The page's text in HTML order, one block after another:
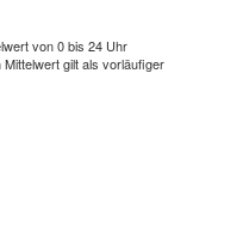
von 0 bis 24 Uhr
gilt als vorläufiger